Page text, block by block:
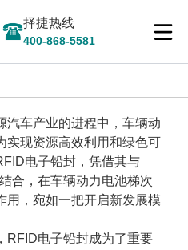
择捷热线
400-868-5581
汽车产业的进程中，车辆动
实现资源高效利用和绿色可
电子铅封 ，凭借其与
合，在车辆动力电池梯次
用，宛如一把开启新发展模
RFID电子铅封成为了重要